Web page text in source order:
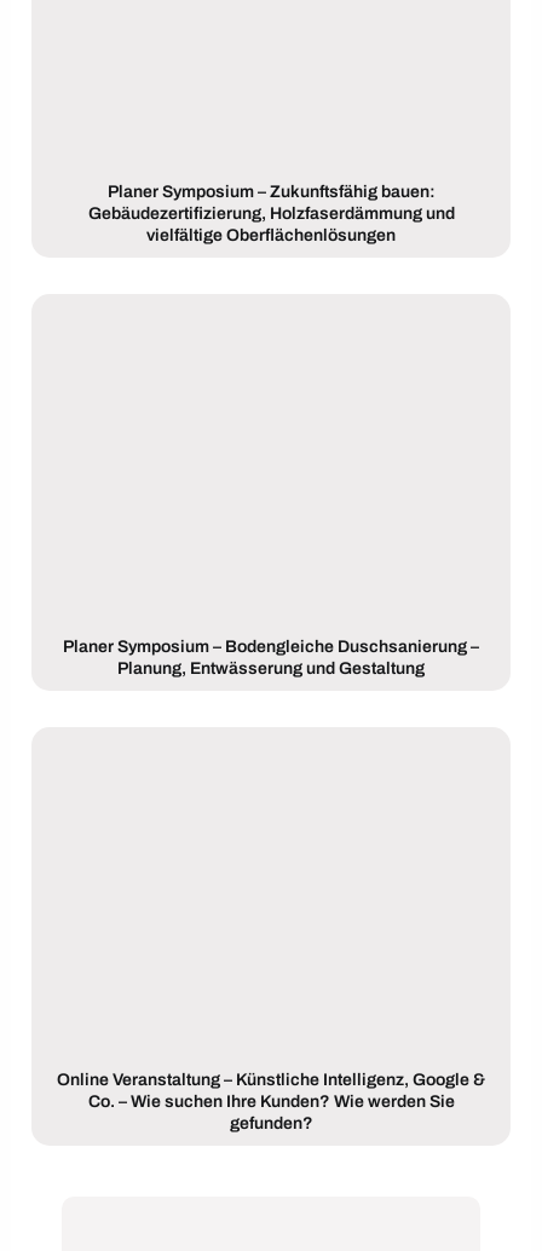
Planer Symposium – Zukunftsfähig bauen:
Gebäudezertifizierung, Holzfaserdämmung und
vielfältige Oberflächenlösungen
Planer Symposium – Bodengleiche Duschsanierung –
Planung, Entwässerung und Gestaltung
Online Veranstaltung – Künstliche Intelligenz, Google &
Co. – Wie suchen Ihre Kunden? Wie werden Sie
gefunden?